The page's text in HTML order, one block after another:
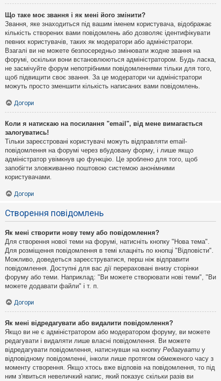
Що таке моє звання і як мені його змінити?
Звання, яке знаходиться під вашим іменем користувача, відображає
кількість створених вами повідомлень або дозволяє ідентифікувати
певних користувачів, таких як модератори або адміністратори.
Взагалі ви не можете безпосередньо змінювати жодне звання на
форумі, оскільки вони встановлюються адміністратором. Будь ласка,
не засмічуйте форум непотрібними повідомленнями тільки для того,
щоб підвищити своє звання. За це модератори чи адміністратори
можуть просто зменшити кількість написаних вами повідомлень.
Догори
Коли я натискаю на посилання "email", від мене вимагається
залогуватись!
Тільки зареєстровані користувачі можуть відправляти email-
повідомлення на форумі через вбудовану форму, і лише якщо
адміністратор увімкнув цю функцію. Це зроблено для того, щоб
запобігти зловживанню поштовою системою анонімними
користувачами.
Догори
Створення повідомлень
Як мені створити нову тему або повідомлення?
Для створення нової теми на форумі, натисніть кнопку "Нова тема".
Для розміщення повідомлення в темі клацніть по кнопці "Відповісти".
Можливо, доведеться зареєструватися, перш ніж відправити
повідомлення. Доступні для вас дії перераховані внизу сторінки
форуму або теми. Наприклад: "Ви можете створювати нові теми", "Ви
можете додавати файли" і т. п.
Догори
Як мені відредагувати або видалити повідомлення?
Якщо ви не є адміністратором або модератором форуму, ви можете
редагувати і видаляти лише власні повідомлення. Ви можете
відредагувати повідомлення, натиснувши на кнопку Редагувати у
відповідному повідомленні, інколи лише протягом обмеженого часу з
моменту створення. Якщо хтось вже відповів на повідомлення, то під
ним з'явиться невеличкий напис, який показує скільки разів ви